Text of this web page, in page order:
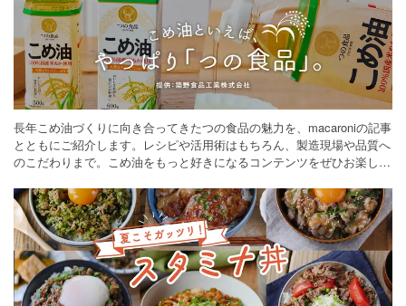
長年こめ油づくりに向き合ってきたつの食品の魅力を、macaroniの記事
とともにご紹介します。レシピや活用術はもちろん、製造現場や品質へ
のこだわりまで。こめ油をもっと好きになるコンテンツをぜひお楽しみ